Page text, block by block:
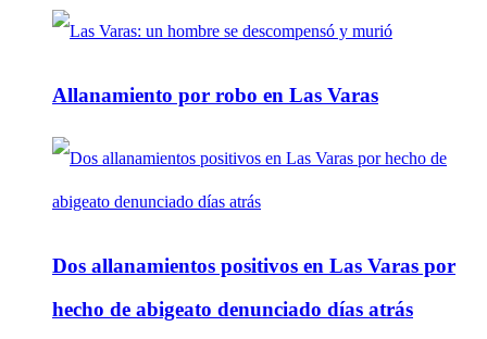
Allanamiento por robo en Las Varas
Dos allanamientos positivos en Las Varas por
hecho de abigeato denunciado días atrás